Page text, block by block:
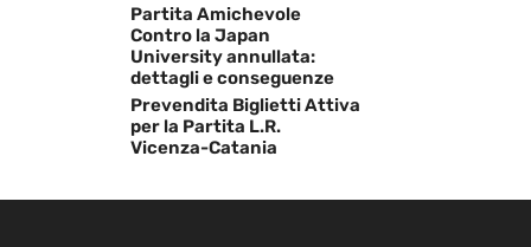
Partita Amichevole
Contro la Japan
University annullata:
dettagli e conseguenze
Prevendita Biglietti Attiva
per la Partita L.R.
Vicenza-Catania